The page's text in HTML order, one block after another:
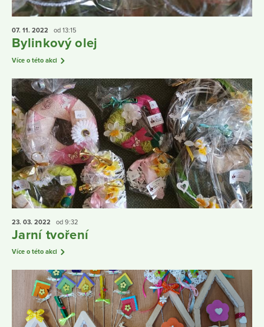
07. 11. 2022 od 13:15
Bylinkový olej
Více o této akci
23. 03. 2022 od 9:32
Jarní tvoření
Více o této akci